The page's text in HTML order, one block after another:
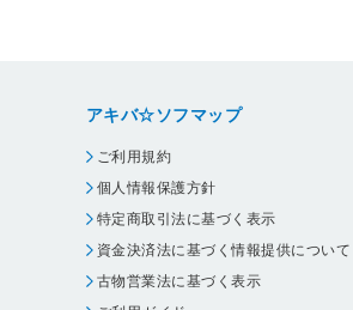
アキバ☆ソフマップ
ご利用規約
個人情報保護方針
特定商取引法に基づく表示
資金決済法に基づく情報提供について
古物営業法に基づく表示